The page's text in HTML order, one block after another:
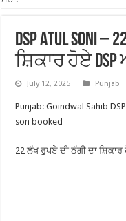
DSP Atul Soni
ਸ਼ਿਕਾਰ ਹੋਏ
July 12, 2025 Punjab
Punjab: Goindwal Sahib
son booked
22 ਲੱਖ ਰੁਪਏ ਦੀ ਠੱਗੀ ਦਾ